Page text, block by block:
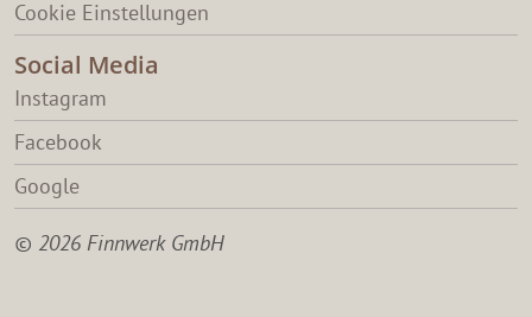
Cookie Einstellungen
Social Media
Instagram
Facebook
Google
© 2026 Finnwerk GmbH